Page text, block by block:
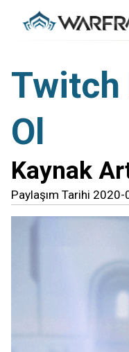
Twitch
Ol
Kaynak
Paylaşım Tarihi